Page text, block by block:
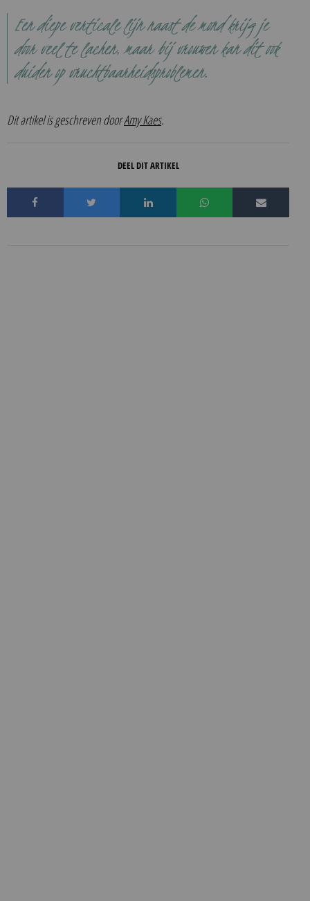
Een diepe verticale lijn naast de mond krijg je
door veel te lachen, maar bij vrouwen kan dit ook
duiden op vruchtbaarheidsproblemen.
Dit artikel is geschreven doorAmy Kaes.
DEEL DIT ARTIKEL